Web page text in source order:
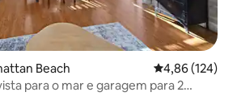
Beach 4,86 de uma
4,86 (124)
para o mar e garagem para 2